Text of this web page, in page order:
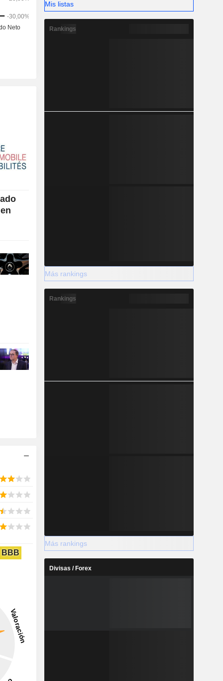
BBB
Mis listas
Rankings
Más rankings
Rankings
Más rankings
Divisas / Forex